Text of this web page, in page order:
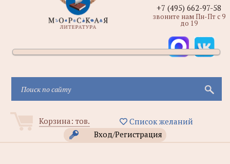
Корзина: тов.
Список желаний
Вход/Регистрация
+7 (495) 662-97-58
звоните нам Пн-Пт с 9
до 19